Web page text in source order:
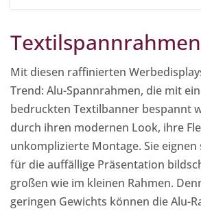
Textilspannrahmen
Mit diesen raffinierten
Trend: Alu-Spannrahmen, die mit
bedruckten Textilbanner bespannt
durch ihren modernen Look, ihre
unkomplizierte Montage. Sie
für die auffällige Präsentation
großen wie im kleinen Rahmen.
geringen Gewichts können die Alu-